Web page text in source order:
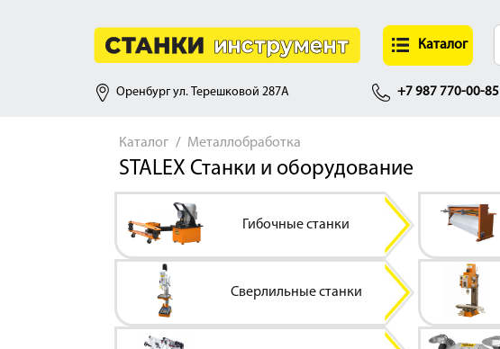
Каталог
Оренбург ул. Терешковой 287А +7 987 770-00-85
Каталог Металлобработка
STALEX Станки и оборудование
Гибочные станки
Сверлильные станки